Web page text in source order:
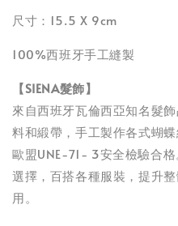
尺寸：15.5 X 9cm
100%西班牙手工縫製
【SIENA髮飾】
來自西班牙瓦倫西亞知名髮
料和緞帶，手工製作各式蝴
歐盟UNE-71- 3安全檢驗合
選擇，百搭各種服裝，提升
用。